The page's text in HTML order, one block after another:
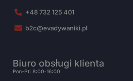
+48 732 125 401
b2c@evadywaniki.pl
Biuro obsługi klienta
Pon-Pt: 8:00-16:00